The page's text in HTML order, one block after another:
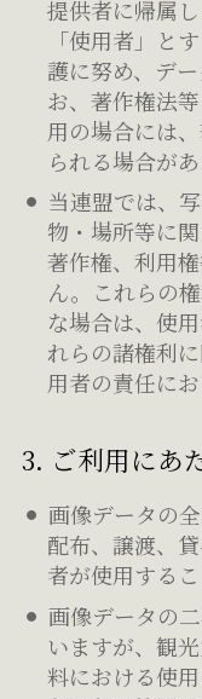
提供者に帰属
「使用者」と
護に努め、デ
お、著作権法
用の場合には
られる場合があ
当連盟では、
物・場所等に
著作権、利用
ん。これらの
な場合は、使
れらの諸権利
用者の責任に
3. ご利用にあ
画像データの
配布、譲渡、
者が使用するこ
画像データの
いますが、観
料における使